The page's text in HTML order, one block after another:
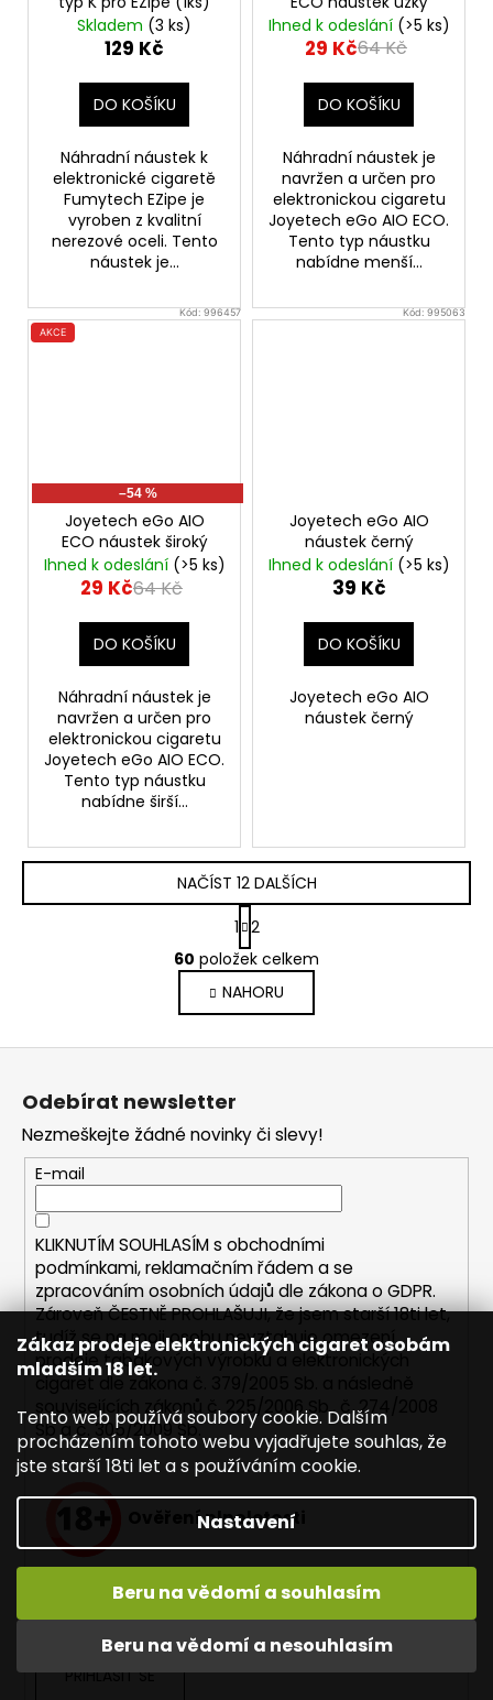
Zákaz prodeje elektronických cigaret osobám
mladším 18 let.
Tento web používá soubory cookie. Dalším
procházením tohoto webu vyjadřujete souhlas, že
jste starší 18ti let a s používáním cookie.
Nastavení
Beru na vědomí a nesouhlasím
Beru na vědomí a souhlasím
Skladem (3 ks)
129 Kč
DO KOŠÍKU
Náhradní náustek k
elektronické cigaretě
Fumytech EZipe je
vyroben z kvalitní
nerezové oceli. Tento
náustek je...
Ihned k odeslání (>5 ks)
29 Kč64 Kč
DO KOŠÍKU
Náhradní náustek je
navržen a určen pro
elektronickou cigaretu
Joyetech eGo AIO ECO.
Tento typ náustku
nabídne menší...
Kód:996457
AKCE
–54 %
Joyetech eGo AIO
ECO náustek široký
Ihned k odeslání (>5 ks)
29 Kč64 Kč
DO KOŠÍKU
Náhradní náustek je
navržen a určen pro
elektronickou cigaretu
Joyetech eGo AIO ECO.
Tento typ náustku
nabídne širší...
Kód:995063
Joyetech eGo AIO
náustek černý
Ihned k odeslání (>5 ks)
39 Kč
DO KOŠÍKU
Joyetech eGo AIO
náustek černý
O
v
l
á
d
p
r
v
k
y
v
ý
p
i
s
NAČÍST 12 DALŠÍCH
S
t
r
á
n
k
o
í
1 2
60 položek celkem
NAHORU
Odebírat newsletter
Nezmeškejte žádné novinky či slevy!
E-mail
KLIKNUTÍM SOUHLASÍM s obchodními
podmínkami,reklamačním řádem a se
zpracováním osobních údajů dle zákona oGDPR.
Zároveň ČESTNĚ PROHLAŠUJI, že jsem starší 18ti let,
tudíž se na moji osobu nevztahuje omezení
prodeje tabákových výrobků a elektronických
souvisejících zákonů č. 225/2006 Sb., č. 274/2008
Sb a č. 305/2009 Sb.
Ověření plnoletosti
nařízení zákona, ověřit Vaši plnoletost.
Vaše osobní údaje nikdy neukládáme!
PŘIHLÁSIT SE